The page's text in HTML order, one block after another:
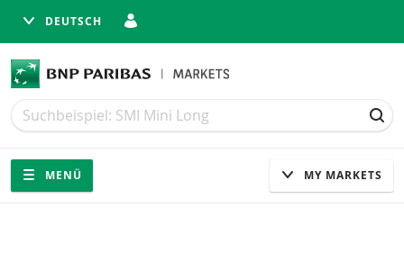
DEUTSCH
Suche
Suche
Navigation
Seitennavigation
MENÜ MY MARKETS